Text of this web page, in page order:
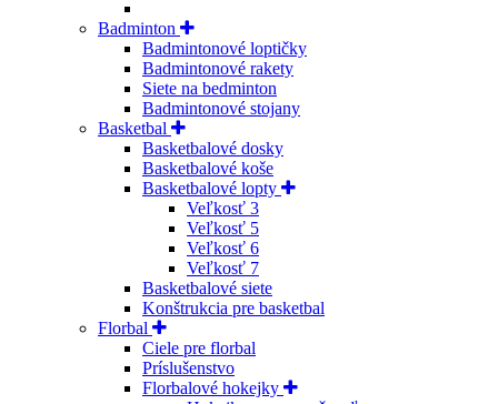
Badminton
Badmintonové loptičky
Badmintonové rakety
Siete na bedminton
Badmintonové stojany
Basketbal
Basketbalové dosky
Basketbalové koše
Basketbalové lopty
Veľkosť 3
Veľkosť 5
Veľkosť 6
Veľkosť 7
Basketbalové siete
Konštrukcia pre basketbal
Florbal
Ciele pre florbal
Príslušenstvo
Florbalové hokejky